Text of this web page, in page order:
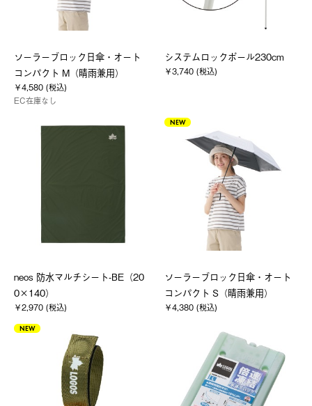
ソーラーブロック日傘・オート
コンパクト M（晴雨兼用）
￥4,580 (税込)
EC在庫なし
システムロックポール230cm
￥3,740 (税込)
neos 防水マルチシート-BE（20
0×140）
￥2,970 (税込)
NEW
ソーラーブロック日傘・オート
コンパクト S（晴雨兼用）
￥4,380 (税込)
NEW